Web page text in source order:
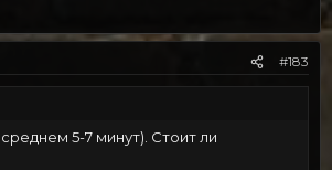
#183
5-7 минут). Стоит ли